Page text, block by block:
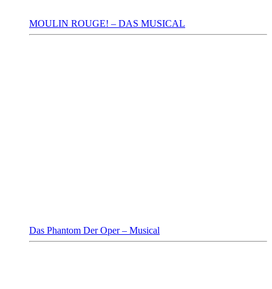
MOULIN ROUGE! – DAS MUSICAL
Das Phantom Der Oper – Musical